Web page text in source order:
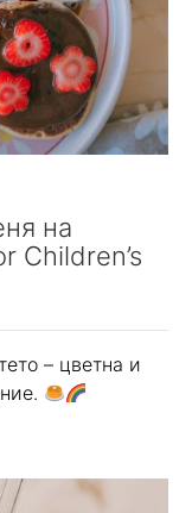
на
Children’s
– цветна и